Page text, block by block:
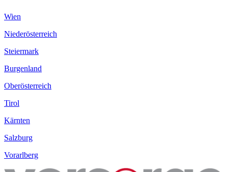
Wien
Niederösterreich
Steiermark
Burgenland
Oberösterreich
Tirol
Kärnten
Salzburg
Vorarlberg